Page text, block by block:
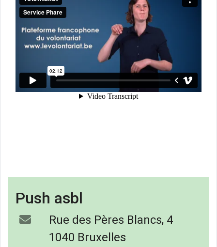
Push asbl
Rue des Pères Blancs, 4
1040 Bruxelles